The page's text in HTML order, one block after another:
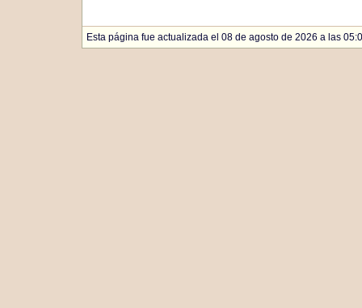
Esta página fue actualizada el 08 de agosto de 2026 a las